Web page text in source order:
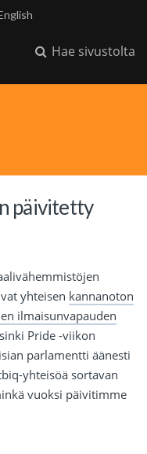
Hae sivustolta
päivitetty
yhteisen kannanoton
ilmaisunvapauden
Pride -viikon
parlamentti äänesti
yhteisöä sortavan
vuoksi päivitimme